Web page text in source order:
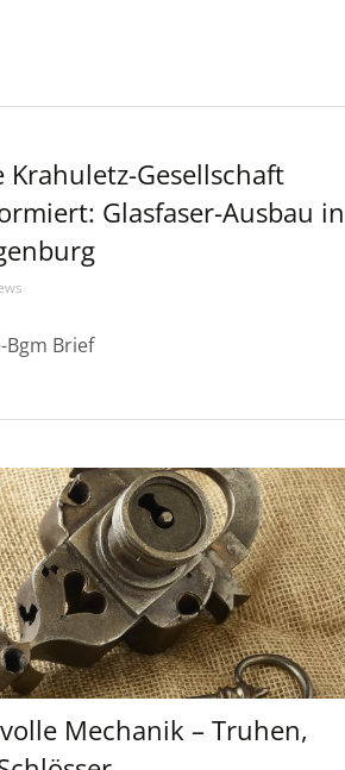
Krahuletz-Gesellschaft
Glasfaser-Ausbau in
Brief
Mechanik – Truhen,